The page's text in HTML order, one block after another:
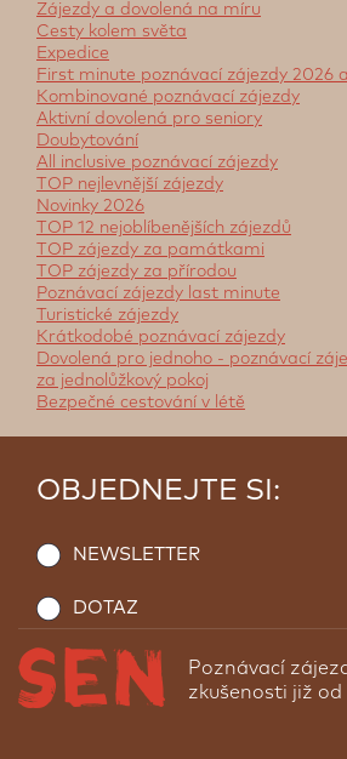
Zájezdy a dovolená na míru
Cesty kolem světa
Expedice
First minute poznávací zájezdy 2026
Kombinované poznávací zájezdy
Aktivní dovolená pro seniory
Doubytování
All inclusive poznávací zájezdy
TOP nejlevnější zájezdy
Novinky 2026
TOP 12 nejoblíbenějších zájezdů
TOP zájezdy za památkami
TOP zájezdy za přírodou
Poznávací zájezdy last minute
Turistické zájezdy
Krátkodobé poznávací zájezdy
Dovolená pro jednoho - poznávací
za jednolůžkový pokoj
Bezpečné cestování v létě
OBJEDNEJTE SI:
NEWSLETTER
DOTAZ
Poznávací
zkušenosti již od